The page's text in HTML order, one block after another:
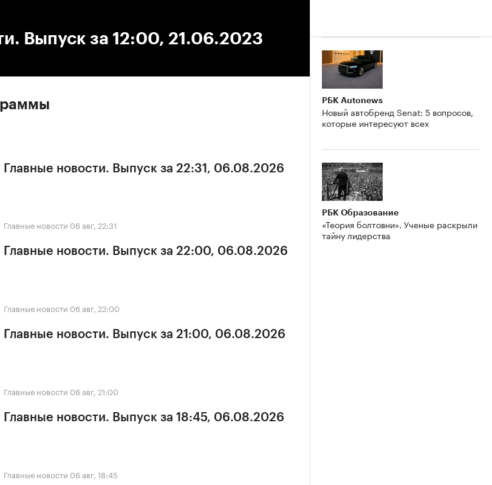
Выпуск за 12:00, 21.06.2023
Главные новости. Выпуск за 22:31, 06.08.2026
Главные новости 06 авг, 22:31
Главные новости. Выпуск за 22:00, 06.08.2026
Главные новости 06 авг, 22:00
Главные новости. Выпуск за 21:00, 06.08.2026
Главные новости 06 авг, 21:00
Главные новости. Выпуск за 18:45, 06.08.2026
Главные новости 06 авг, 18:45
РБК Autonews
Новый автобренд Senat: 5 вопросов,
которые интересуют всех
РБК Образование
«Теория болтовни». Ученые раскрыли
тайну лидерства